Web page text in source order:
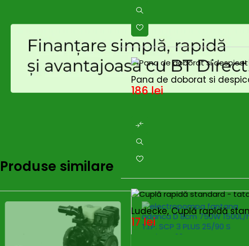
Pana de doborat si
186lei
Ludecke, Cuplă rapidă
17lei
Produse similare